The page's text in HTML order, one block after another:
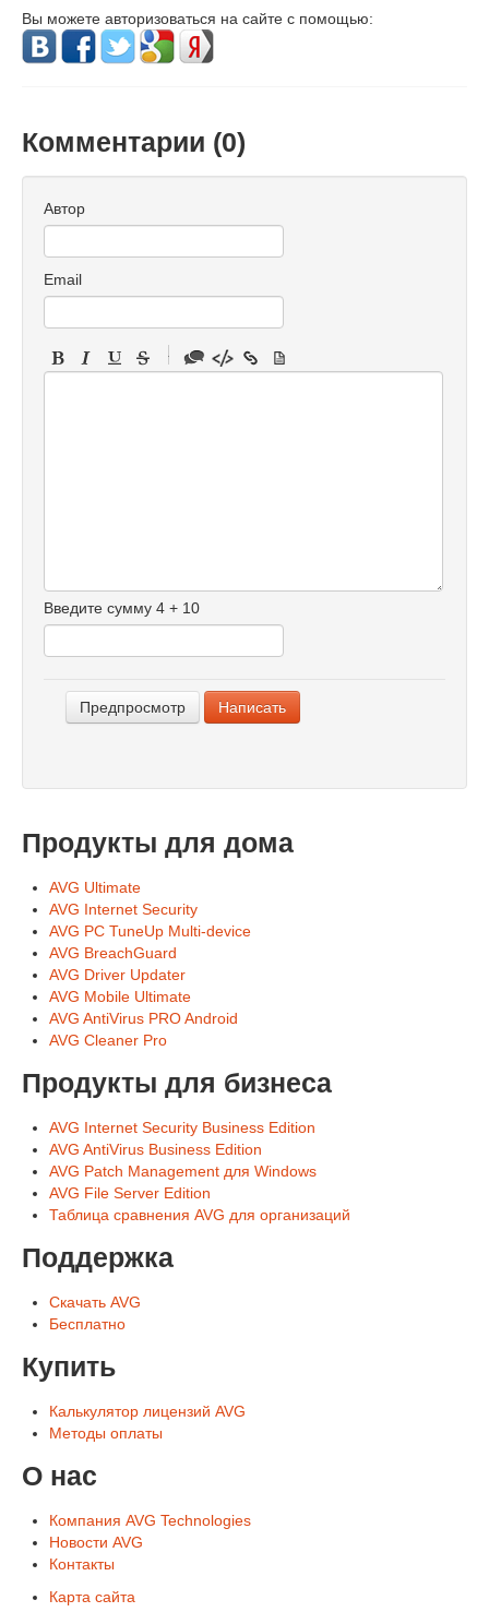
Вы можете авторизоваться на сайте с помощью:
Комментарии (0)
Автор
Email
-
-
-
Введите сумму 4 + 10
Продукты для дома
AVG Ultimate
AVG Internet Security
AVG PC TuneUp Multi-device
AVG BreachGuard
AVG Driver Updater
AVG Mobile Ultimate
AVG AntiVirus PRO Android
AVG Cleaner Pro
Продукты для бизнеса
AVG Internet Security Business Edition
AVG AntiVirus Business Edition
AVG Patch Management для Windows
AVG File Server Edition
Таблица сравнения AVG для организаций
Поддержка
Скачать AVG
Бесплатно
Купить
Калькулятор лицензий AVG
Методы оплаты
О нас
Компания AVG Technologies
Новости AVG
Контакты
Карта сайта